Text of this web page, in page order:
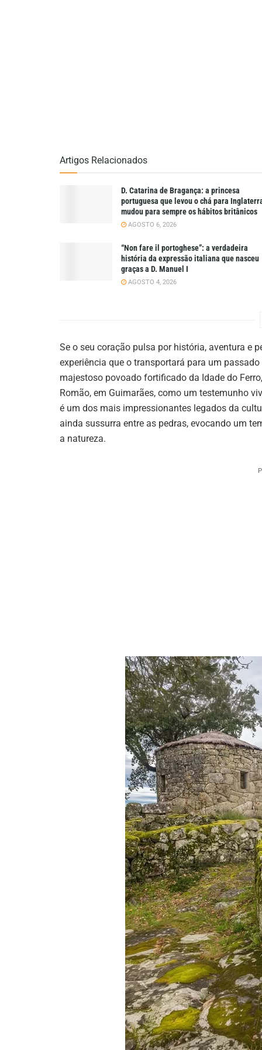
Artigos Relacionados
D. Catarina de Bragança: a princesa
portuguesa que levou o chá para
mudou para sempre os hábitos britânicos
AGOSTO 6, 2026
“Non fare il portoghese”: a verdadeira
história da expressão italiana que nasceu
graças a D. Manuel I
AGOSTO 4, 2026
Se o seu coração pulsa por história, aventura e
experiência que o transportará para um
majestoso povoado fortificado da Idade do
Romão, em Guimarães, como um testemunho
é um dos mais impressionantes legados da
ainda sussurra entre as pedras, evocando um
a natureza.